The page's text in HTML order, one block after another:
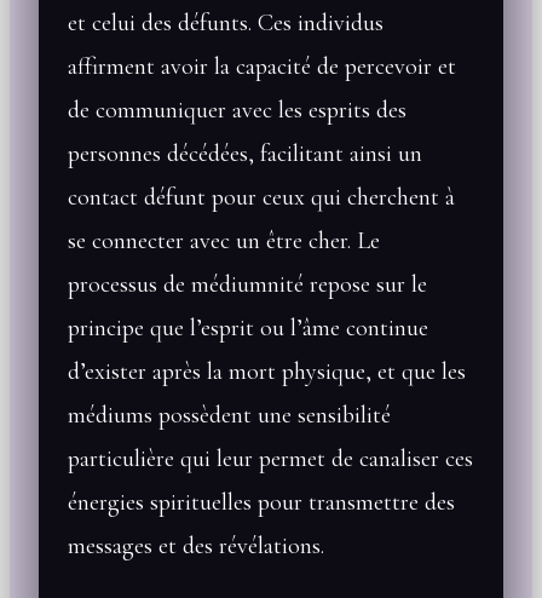
et celui des défunts. Ces individus
affirment avoir la capacité de percevoir et
de communiquer avec les esprits des
personnes décédées, facilitant ainsi un
contact défunt pour ceux qui cherchent à
se connecter avec un être cher. Le
processus de médiumnité repose sur le
principe que l’esprit ou l’âme continue
d’exister après la mort physique, et que les
médiums possèdent une sensibilité
particulière qui leur permet de canaliser ces
énergies spirituelles pour transmettre des
messages et des révélations.